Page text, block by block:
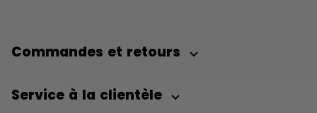
Commandes et retours
Service à la clientèle